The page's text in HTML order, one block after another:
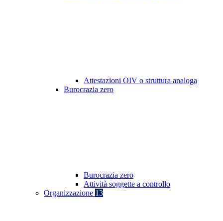
Attestazioni OIV o struttura analoga
Burocrazia zero
Burocrazia zero
Attività soggette a controllo
Organizzazione 13